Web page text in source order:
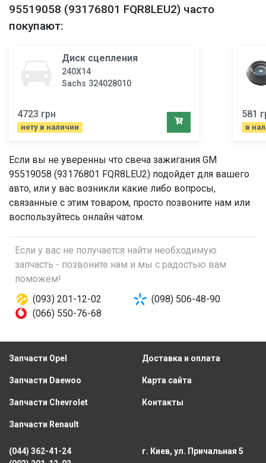
95519058 (93176801 FQR8LEU2) часто
покупают:
Диск сцепления
240X14
Sachs 324028010
4723 грн
нету в наличии
581
в
Если вы не уверенны что свеча зажигания GM
95519058 (93176801 FQR8LEU2) подойдет для вашего
авто, или у вас возникли какие либо вопросы,
связанные с этим товаром, просто позвоните нам или
воспользуйтесь онлайн чатом.
Если у вас не получается найти необходимую
запчасть - позвоните нам и мы с радостью вам
поможем!
(093) 201-12-02
(098) 506-48-90
(066) 550-76-68
Запчасти Opel
Запчасти Daewoo
Запчасти Chevrolet
Запчасти Renault
Доставка и оплата
Карта сайта
Контакты
(044) 362-41-24
г. Киев, ул. Причальная 5